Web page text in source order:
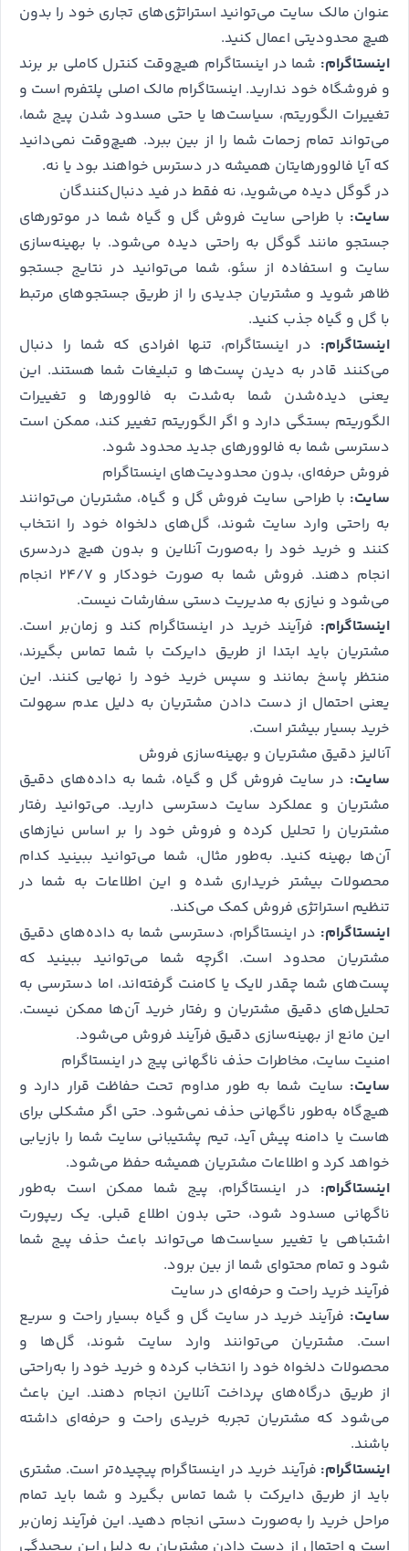
عنوان مالک سایت می‌توانید استراتژی‌های تجاری خود را بدون
هیچ محدودیتی اعمال کنید.
اینستاگرام: شما در اینستاگرام هیچ‌وقت کنترل کاملی بر برند
و فروشگاه خود ندارید. اینستاگرام مالک اصلی پلتفرم است و
تغییرات الگوریتم، سیاست‌ها یا حتی مسدود شدن پیج شما،
می‌تواند تمام زحمات شما را از بین ببرد. هیچ‌وقت نمی‌دانید
که آیا فالوورهایتان همیشه در دسترس خواهند بود یا نه.
در گوگل دیده می‌شوید، نه فقط در فید دنبال‌کنندگان
سایت: با طراحی سایت فروش گل و گیاه شما در موتورهای
جستجو مانند گوگل به راحتی دیده می‌شود. با بهینه‌سازی
سایت و استفاده از سئو، شما می‌توانید در نتایج جستجو
ظاهر شوید و مشتریان جدیدی را از طریق جستجوهای مرتبط
با گل و گیاه جذب کنید.
اینستاگرام: در اینستاگرام، تنها افرادی که شما را دنبال
می‌کنند قادر به دیدن پست‌ها و تبلیغات شما هستند. این
یعنی دیده‌شدن شما به‌شدت به فالوورها و تغییرات
الگوریتم بستگی دارد و اگر الگوریتم تغییر کند، ممکن است
دسترسی شما به فالوورهای جدید محدود شود.
فروش حرفه‌ای، بدون محدودیت‌های اینستاگرام
سایت: با طراحی سایت فروش گل و گیاه، مشتریان می‌توانند
به راحتی وارد سایت شوند، گل‌های دلخواه خود را انتخاب
کنند و خرید خود را به‌صورت آنلاین و بدون هیچ دردسری
انجام دهند. فروش شما به صورت خودکار و ۲۴/۷ انجام
می‌شود و نیازی به مدیریت دستی سفارشات نیست.
اینستاگرام: فرآیند خرید در اینستاگرام کند و زمان‌بر است.
مشتریان باید ابتدا از طریق دایرکت با شما تماس بگیرند،
منتظر پاسخ بمانند و سپس خرید خود را نهایی کنند. این
یعنی احتمال از دست دادن مشتریان به دلیل عدم سهولت
خرید بسیار بیشتر است.
آنالیز دقیق مشتریان و بهینه‌سازی فروش
سایت: در سایت فروش گل‌ و گیاه، شما به داده‌های دقیق
مشتریان و عملکرد سایت دسترسی دارید. می‌توانید رفتار
مشتریان را تحلیل کرده و فروش خود را بر اساس نیازهای
آن‌ها بهینه کنید. به‌طور مثال، شما می‌توانید ببینید کدام
محصولات بیشتر خریداری شده و این اطلاعات به شما در
تنظیم استراتژی فروش کمک می‌کند.
اینستاگرام: در اینستاگرام، دسترسی شما به داده‌های دقیق
مشتریان محدود است. اگرچه شما می‌توانید ببینید که
پست‌های شما چقدر لایک یا کامنت گرفته‌اند، اما دسترسی به
تحلیل‌های دقیق مشتریان و رفتار خرید آن‌ها ممکن نیست.
این مانع از بهینه‌سازی دقیق فرآیند فروش می‌شود.
امنیت سایت، مخاطرات حذف ناگهانی پیج در اینستاگرام
سایت: سایت شما به طور مداوم تحت حفاظت قرار دارد و
هیچ‌گاه به‌طور ناگهانی حذف نمی‌شود. حتی اگر مشکلی برای
هاست یا دامنه پیش آید، تیم پشتیبانی سایت شما را بازیابی
خواهد کرد و اطلاعات مشتریان همیشه حفظ می‌شود.
اینستاگرام: در اینستاگرام، پیج شما ممکن است به‌طور
ناگهانی مسدود شود، حتی بدون اطلاع قبلی. یک ریپورت
اشتباهی یا تغییر سیاست‌ها می‌تواند باعث حذف پیج شما
شود و تمام محتوای شما از بین برود.
فرآیند خرید راحت و حرفه‌ای در سایت
سایت: فرآیند خرید در سایت گل‌ و گیاه بسیار راحت و سریع
است. مشتریان می‌توانند وارد سایت شوند، گل‌ها و
محصولات دلخواه خود را انتخاب کرده و خرید خود را به‌راحتی
از طریق درگاه‌های پرداخت آنلاین انجام دهند. این باعث
می‌شود که مشتریان تجربه خریدی راحت و حرفه‌ای داشته
باشند.
اینستاگرام: فرآیند خرید در اینستاگرام پیچیده‌تر است. مشتری
باید از طریق دایرکت با شما تماس بگیرد و شما باید تمام
مراحل خرید را به‌صورت دستی انجام دهید. این فرآیند زمان‌بر